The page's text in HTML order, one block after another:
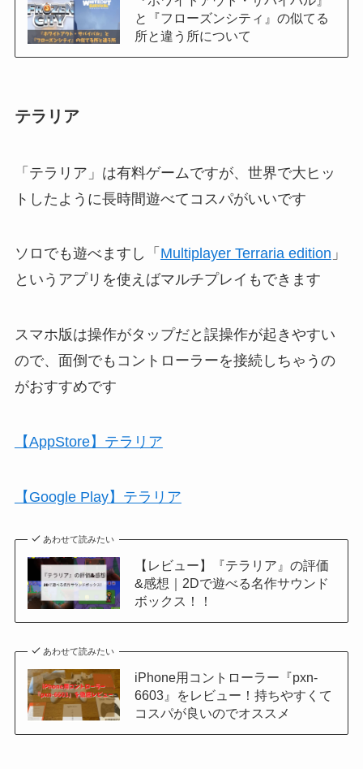
と『フローズンシティ』の似てる
所と違う所について
テラリア
「テラリア」は有料ゲームですが、世界で大ヒッ
トしたように長時間遊べてコスパがいいです
ソロでも遊べますし「 Multiplayer Terraria edition 」
というアプリを使えばマルチプレイもできます
スマホ版は操作がタップだと誤操作が起きやすい
ので、面倒でもコントローラーを接続しちゃうの
がおすすめです
【AppStore】テラリア
【Google Play】テラリア
あわせて読みたい
【レビュー】『テラリア』の評価
&感想｜2Dで遊べる名作サウンド
ボックス！！
あわせて読みたい
iPhone用コントローラー『pxn-
6603』をレビュー！持ちやすくて
コスパが良いのでオススメ